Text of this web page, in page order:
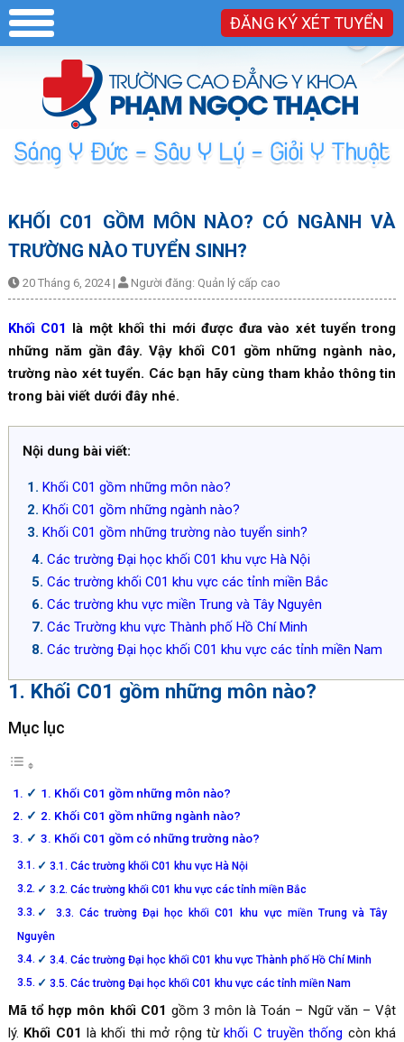
ĐĂNG KÝ XÉT TUYỂN
KHỐI C01 GỒM MÔN NÀO? CÓ NGÀNH VÀ
TRƯỜNG NÀO TUYỂN SINH?
20 Tháng 6, 2024 | Người đăng: Quản lý cấp cao
Khối C01 là một khối thi mới được đưa vào xét tuyển trong
những năm gần đây. Vậy khối C01 gồm những ngành nào,
trường nào xét tuyển. Các bạn hãy cùng tham khảo thông tin
trong bài viết dưới đây nhé.
Nội dung bài viết:
Khối C01 gồm những môn nào?
Khối C01 gồm những ngành nào?
Khối C01 gồm những trường nào tuyển sinh?
Các trường Đại học khối C01 khu vực Hà Nội
Các trường khối C01 khu vực các tỉnh miền Bắc
Các trường khu vực miền Trung và Tây Nguyên
Các Trường khu vực Thành phố Hồ Chí Minh
Các trường Đại học khối C01 khu vực các tỉnh miền Nam
1. Khối C01 gồm những môn nào?
Mục lục
1. Khối C01 gồm những môn nào?
2. Khối C01 gồm những ngành nào?
3. Khối C01 gồm có những trường nào?
3.1. Các trường khối C01 khu vực Hà Nội
3.2. Các trường khối C01 khu vực các tỉnh miền Bắc
3.3. Các trường Đại học khối C01 khu vực miền Trung và Tây
Nguyên
3.4. Các trường Đại học khối C01 khu vực Thành phố Hồ Chí Minh
3.5. Các trường Đại học khối C01 khu vực các tỉnh miền Nam
Mã tổ hợp môn khối C01 gồm 3 môn là Toán – Ngữ văn – Vật
lý. Khối C01 là khối thi mở rộng từkhối C truyền thống còn khá